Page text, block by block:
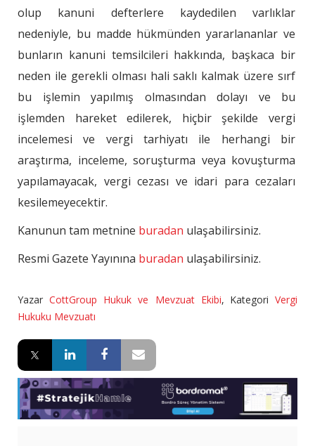
olup kanuni defterlere kaydedilen varlıklar
nedeniyle, bu madde hükmünden yararlananlar ve
bunların kanuni temsilcileri hakkında, başkaca bir
neden ile gerekli olması hali saklı kalmak üzere sırf
bu işlemin yapılmış olmasından dolayı ve bu
işlemden hareket edilerek, hiçbir şekilde vergi
incelemesi ve vergi tarhiyatı ile herhangi bir
araştırma, inceleme, soruşturma veya kovuşturma
yapılamayacak, vergi cezası ve idari para cezaları
kesilemeyecektir.
Kanunun tam metnine buradan ulaşabilirsiniz.
Resmi Gazete Yayınına buradan ulaşabilirsiniz.
YazarCottGroup Hukuk ve Mevzuat Ekibi, KategoriVergi
Hukuku Mevzuatı